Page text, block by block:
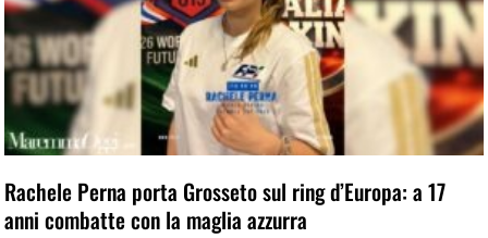
Rachele Perna porta Grosseto sul ring d’Europa: a 17
anni combatte con la maglia azzurra